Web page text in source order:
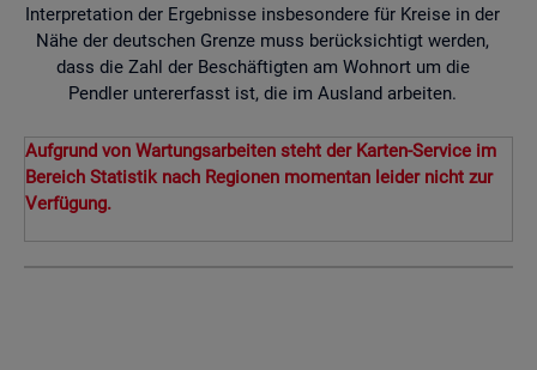
Interpretation der Ergebnisse insbesondere für Kreise in der
Nähe der deutschen Grenze muss berücksichtigt werden,
dass die Zahl der Beschäftigten am Wohnort um die
Pendler untererfasst ist, die im Ausland arbeiten.
Aufgrund von Wartungsarbeiten steht der Karten-Service im
Bereich Statistik nach Regionen momentan leider nicht zur
Verfügung.